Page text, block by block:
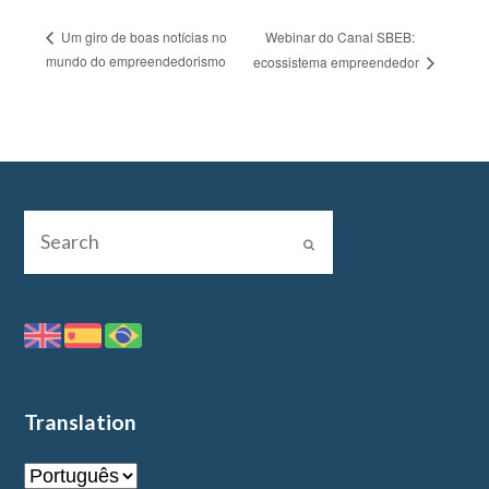
Um giro de boas notícias no
mundo do empreendedorismo
Webinar do Canal SBEB:
ecossistema empreendedor
Translation